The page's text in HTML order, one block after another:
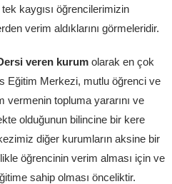
kaygısı öğrencilerimizin
verim aldıklarını görmeleridir.
veren kurum olarak en çok
Eğitim Merkezi, mutlu öğrenci ve
vermenin topluma yararını ve
olduğunun bilincine bir kere
diğer kurumların aksine bir
öğrencinin verim alması için ve
sahip olması önceliktir.